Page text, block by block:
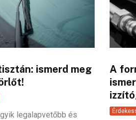
ismerd meg
legalapvetőbb és
A